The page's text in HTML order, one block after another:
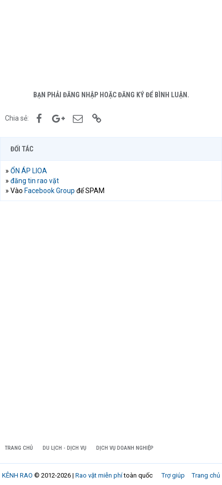
BẠN PHẢI ĐĂNG NHẬP HOẶC ĐĂNG KÝ ĐỂ BÌNH LUẬN.
Chia sẻ: FacebookGoogle+Email
ĐỐI TÁC
» ỔN ÁP LIOA
» đăng tin rao vặt
» Vào Facebook Group để SPAM
TRANG CHỦ DU LỊCH - DỊCH VỤ DỊCH VỤ DOANH NGHIỆP
Trợ giúp Trang chủ
KÊNH RAO © 2012-2026 | Rao vặt miễn phítoàn quốc